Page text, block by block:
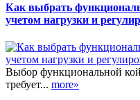
Как выбрать
учетом нагрузки и
Выбор функциональной
требует... more»